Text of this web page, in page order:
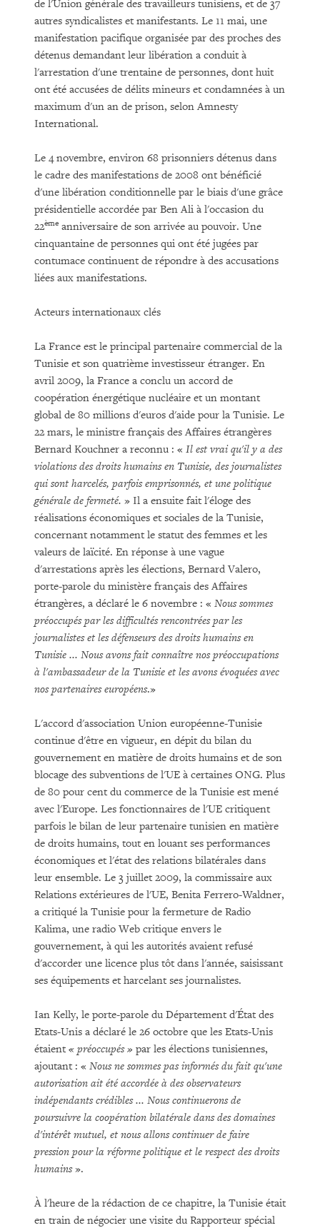
de l'Union générale des travailleurs tunisiens, et de 37
autres syndicalistes et manifestants. Le 11 mai, une
manifestation pacifique organisée par des proches des
détenus demandant leur libération a conduit à
l'arrestation d'une trentaine de personnes, dont huit
ont été accusées de délits mineurs et condamnées à un
maximum d'un an de prison, selon Amnesty
International.
Le 4 novembre, environ 68 prisonniers détenus dans
le cadre des manifestations de 2008 ont bénéficié
d'une libération conditionnelle par le biais d'une grâce
présidentielle accordée par Ben Ali à l'occasion du
22ème anniversaire de son arrivée au pouvoir. Une
cinquantaine de personnes qui ont été jugées par
contumace continuent de répondre à des accusations
liées aux manifestations.
Acteurs internationaux clés
La France est le principal partenaire commercial de la
Tunisie et son quatrième investisseur étranger. En
avril 2009, la France a conclu un accord de
coopération énergétique nucléaire et un montant
global de 80 millions d'euros d'aide pour la Tunisie. Le
22 mars, le ministre français des Affaires étrangères
Bernard Kouchner a reconnu : « Il est vrai qu'il y a des
violations des droits humains en Tunisie, des journalistes
qui sont harcelés, parfois emprisonnés, et une politique
générale de fermeté. » Il a ensuite fait l'éloge des
réalisations économiques et sociales de la Tunisie,
concernant notamment le statut des femmes et les
valeurs de laïcité. En réponse à une vague
d'arrestations après les élections, Bernard Valero,
porte-parole du ministère français des Affaires
étrangères, a déclaré le 6 novembre : « Nous sommes
préoccupés par les difficultés rencontrées par les
journalistes et les défenseurs des droits humains en
Tunisie ... Nous avons fait connaître nos préoccupations
à l'ambassadeur de la Tunisie et les avons évoquées avec
nos partenaires européens.»
L'accord d'association Union européenne-Tunisie
continue d'être en vigueur, en dépit du bilan du
gouvernement en matière de droits humains et de son
blocage des subventions de l'UE à certaines ONG. Plus
de 80 pour cent du commerce de la Tunisie est mené
avec l'Europe. Les fonctionnaires de l'UE critiquent
parfois le bilan de leur partenaire tunisien en matière
de droits humains, tout en louant ses performances
économiques et l'état des relations bilatérales dans
leur ensemble. Le 3 juillet 2009, la commissaire aux
Relations extérieures de l'UE, Benita Ferrero-Waldner,
a critiqué la Tunisie pour la fermeture de Radio
Kalima, une radio Web critique envers le
gouvernement, à qui les autorités avaient refusé
d'accorder une licence plus tôt dans l'année, saisissant
ses équipements et harcelant ses journalistes.
Ian Kelly, le porte-parole du Département d'État des
Etats-Unis a déclaré le 26 octobre que les Etats-Unis
étaient « préoccupés » par les élections tunisiennes,
ajoutant : « Nous ne sommes pas informés du fait qu'une
autorisation ait été accordée à des observateurs
indépendants crédibles ... Nous continuerons de
poursuivre la coopération bilatérale dans des domaines
d'intérêt mutuel, et nous allons continuer de faire
pression pour la réforme politique et le respect des droits
humains».
À l'heure de la rédaction de ce chapitre, la Tunisie était
en train de négocier une visite du Rapporteur spécial